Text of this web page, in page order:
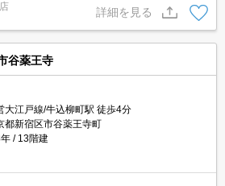
詳細を見る
谷薬王寺
大江戸線/牛込柳町駅 徒歩4分
都新宿区市谷薬王寺町
13階建